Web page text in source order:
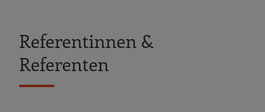
Referentinnen &
Referenten